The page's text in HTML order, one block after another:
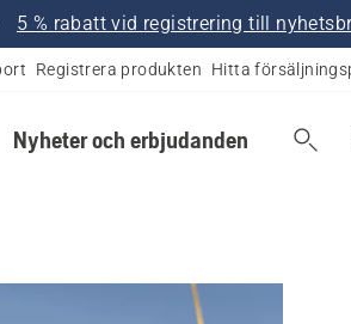
5 % rabatt vid registrering till
Registrera produkten Hitta
Nyheter och erbjudanden